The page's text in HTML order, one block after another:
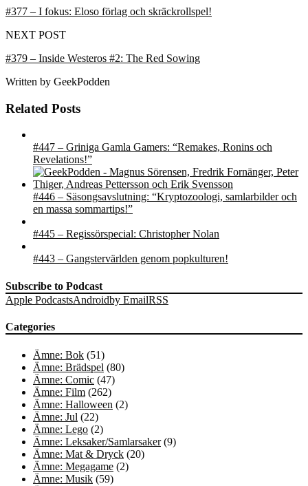
#377 – I fokus: Eloso förlag och skräckrollspel!
NEXT POST
#379 – Inside Westeros #2: The Red Sowing
Written by GeekPodden
Related Posts
#447 – Griniga Gamla Gamers: “Remakes, Ronins och
Revelations!”
#446 – Säsongsavslutning: “Kryptozoologi, samlarbilder och
en massa sommartips!”
#445 – Regissörspecial: Christopher Nolan
#443 – Gangstervärlden genom popkulturen!
Subscribe to Podcast
Apple PodcastsAndroidby EmailRSS
Categories
Ämne: Bok (51)
Ämne: Brädspel (80)
Ämne: Comic (47)
Ämne: Film (262)
Ämne: Halloween (2)
Ämne: Jul (22)
Ämne: Lego (2)
Ämne: Leksaker/Samlarsaker(9)
Ämne: Mat & Dryck (20)
Ämne: Megagame (2)
Ämne: Musik (59)